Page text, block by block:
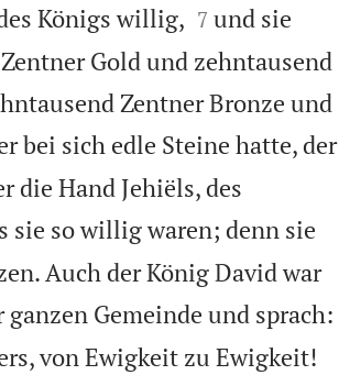
Königs willig,
7 und sie
Gold und zehntausend
Zentner Bronze und
bei sich edle Steine hatte, der
die Hand Jehiëls, des
sie so willig waren; denn sie
Auch der König David war
Gemeinde und sprach:
von Ewigkeit zu Ewigkeit!